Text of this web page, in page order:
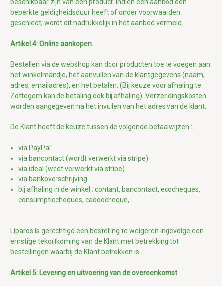
beschikbaar zijn van een product. Indien een aanbod een
beperkte geldigheidsduur heeft of onder voorwaarden
geschiedt, wordt dit nadrukkelijk in het aanbod vermeld.
Artikel 4: Online aankopen
Bestellen via de webshop kan door producten toe te voegen aan
het winkelmandje, het aanvullen van de klantgegevens (naam,
adres, emailadres), en het betalen. (Bij keuze voor afhaling te
Zottegem kan de betaling ook bij afhaling). Verzendingskosten
worden aangegeven na het invullen van het adres van de klant.
De Klant heeft de keuze tussen de volgende betaalwijzen :
via PayPal
via bancontact (wordt verwerkt via stripe)
via ideal (wodt verwerkt via stripe)
via bankoverschrijving
bij afhaling in de winkel : contant, bancontact, ecocheques,
consumptiecheques, cadoocheque,...
Liparos is gerechtigd een bestelling te weigeren ingevolge een
ernstige tekortkoming van de Klant met betrekking tot
bestellingen waarbij de Klant betrokken is.
Artikel 5: Levering en uitvoering van de overeenkomst